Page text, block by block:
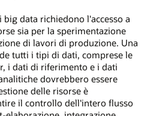
data richiedono l'accesso a
sia per la sperimentazione
di lavori di produzione. Una
tutti i tipi di dati, comprese le
i dati di riferimento e i dati
dovrebbero essere
delle risorse è
il controllo dell'intero flusso